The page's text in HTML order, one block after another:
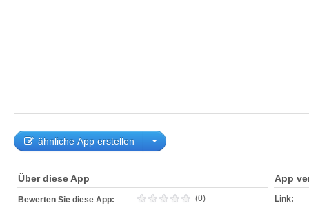
ähnliche App erstellen
Über diese App
Bewerten Sie diese App: (0)
App
Link: